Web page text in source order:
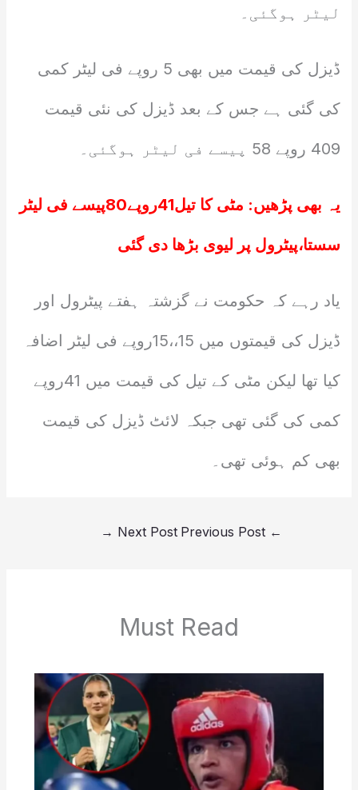
لیٹر ہوگئی۔
ڈیزل کی قیمت میں بھی 5 روپے فی لیٹر کمی
کی گئی ہے جس کے بعد ڈیزل کی نئی قیمت
409 روپے 58 پیسے فی لیٹر ہوگئی۔
یہ بھی پڑھیں: مٹی کا تیل41روپے80پیسے فی لیٹر
سستا،پیٹرول پر لیوی بڑھا دی گئی
یاد رہے کہ حکومت نے گزشتہ ہفتے پیٹرول اور
ڈیزل کی قیمتوں میں 15،،15روپے فی لیٹر اضافہ
کیا تھا لیکن مٹی کے تیل کی قیمت میں 41روپے
کمی کی گئی تھی جبکہ لائٹ ڈیزل کی قیمت
بھی کم ہوئی تھی۔
←
Next Post
→
Must Read